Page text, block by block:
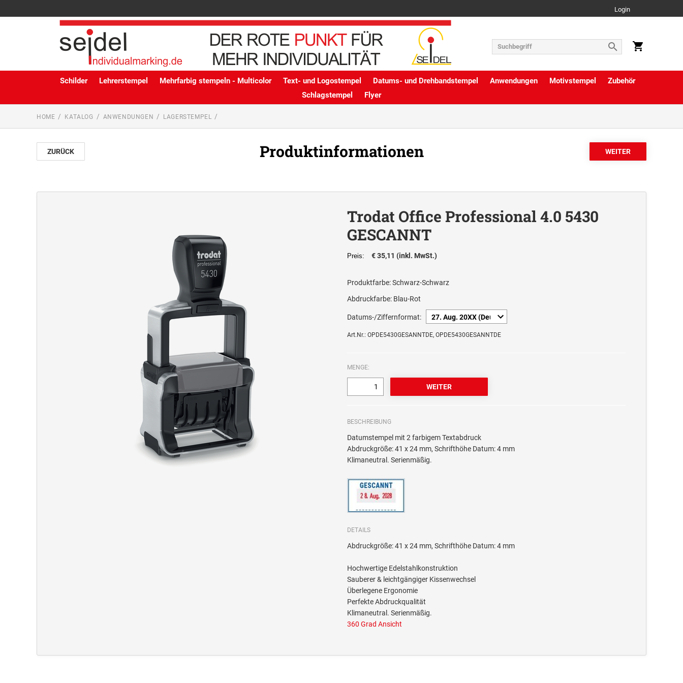
Login
Schilder Lehrerstempel Mehrfarbig stempeln - Multicolor Text- und Logostempel Datums- und Drehbandstempel Anwendungen Motivstempel
Zubehör
Schlagstempel
Flyer
HOME KATALOG ANWENDUNGEN LAGERSTEMPEL
ZURÜCK Produktinformationen
Trodat Office Professional 4.0 5430
GESCANNT
Preis: € 35,11 (inkl. MwSt.)
Produktfarbe:Schwarz-Schwarz
Abdruckfarbe: Blau-Rot
Datums-/Ziffernformat:
Art.Nr.: OPDE5430GESANNTDE, OPDE5430GESANNTDE
MENGE:
BESCHREIBUNG
Datumstempel mit 2 farbigem Textabdruck
Abdruckgröße: 41 x 24 mm, Schrifthöhe Datum: 4 mm
Klimaneutral. Serienmäßig.
DETAILS
Abdruckgröße: 41 x 24 mm, Schrifthöhe Datum: 4 mm
Hochwertige Edelstahlkonstruktion
Sauberer & leichtgängiger Kissenwechsel
Überlegene Ergonomie
Perfekte Abdruckqualität
Klimaneutral. Serienmäßig.
360 Grad Ansicht